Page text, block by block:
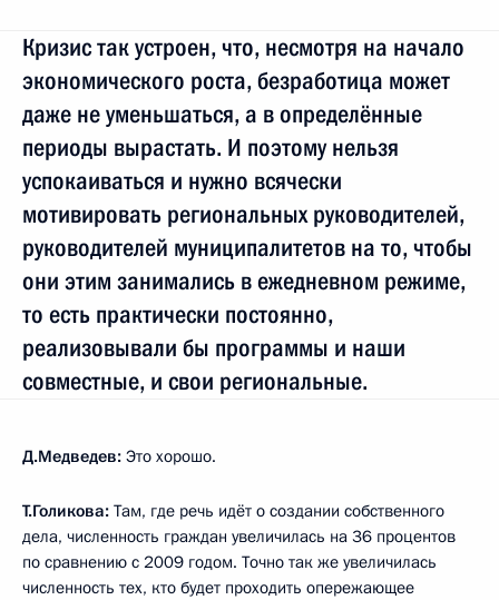
Кризис так устроен, что, несмотря на начало
экономического роста, безработица может
даже не уменьшаться, а в определённые
периоды вырастать. И поэтому нельзя
успокаиваться и нужно всячески
мотивировать региональных руководителей,
руководителей муниципалитетов на то, чтобы
они этим занимались в ежедневном режиме,
то есть практически постоянно,
реализовывали бы программы и наши
совместные, и свои региональные.
Д.Медведев: Это хорошо.
Т.Голикова: Там, где речь идёт о создании собственного
дела, численность граждан увеличилась на 36 процентов
по сравнению с 2009 годом. Точно так же увеличилась
численность тех, кто будет проходить опережающее